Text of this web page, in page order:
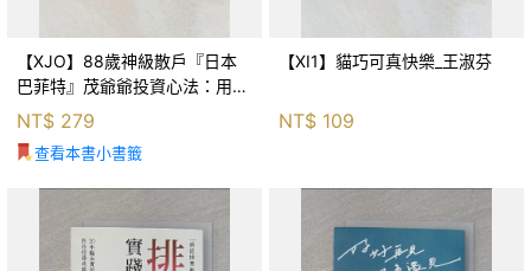
【XJO】88歲神級散戶『日本
巴菲特』茂爺爺投資心法：用
「126法則」滾出18億円資產的
69年股海交易術_藤本茂, 賴惠
鈴
NT$ 279
查看本書小書籤
【XI1】貓巧可真快樂_王淑芬
NT$ 109